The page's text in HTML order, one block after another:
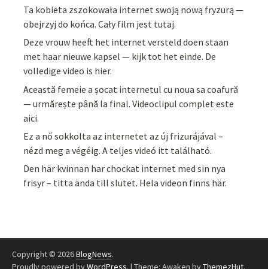
Ta kobieta zszokowała internet swoją nową fryzurą —
obejrzyj do końca. Cały film jest tutaj.
Deze vrouw heeft het internet versteld doen staan
met haar nieuwe kapsel — kijk tot het einde. De
volledige video is hier.
Această femeie a șocat internetul cu noua sa coafură
— urmărește până la final. Videoclipul complet este
aici.
Ez a nő sokkolta az internetet az új frizurájával –
nézd meg a végéig. A teljes videó itt található.
Den här kvinnan har chockat internet med sin nya
frisyr – titta ända till slutet. Hela videon finns här.
Copyright © 2026BlogNews.
Proudly powered byWordPress. | Theme: Awaken byThemezHut.